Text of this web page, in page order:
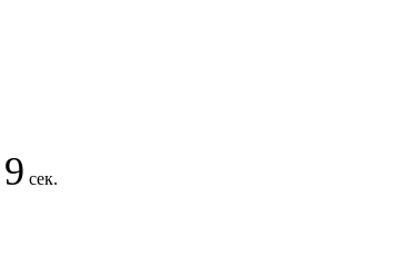
9 сек.